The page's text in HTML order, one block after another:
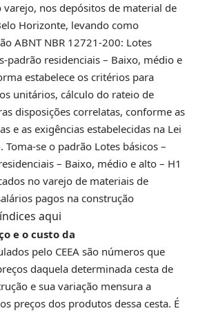
varejo, nos depósitos de material de
Horizonte, levando como
ABNT NBR 12721-200: Lotes
padrão residenciais – Baixo, médio e
estabelece os critérios para
unitários, cálculo do rateio de
disposições correlatas, conforme as
e as exigências estabelecidas na Lei
Toma-se o padrão Lotes básicos –
– Baixo, médio e alto – H1
no varejo de materiais de
pagos na construção
aqui
e o custo da
pelo CEEA são números que
daquela determinada cesta de
e sua variação mensura a
preços dos produtos dessa cesta. É